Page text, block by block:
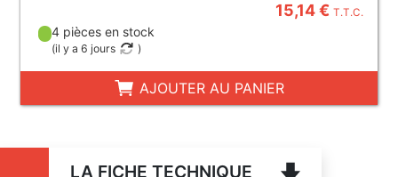
15,14 €T.T.C.
4 pièces en stock
(il y a 6 jours )
AJOUTER AU PANIER
LA FICHE TECHNIQUE